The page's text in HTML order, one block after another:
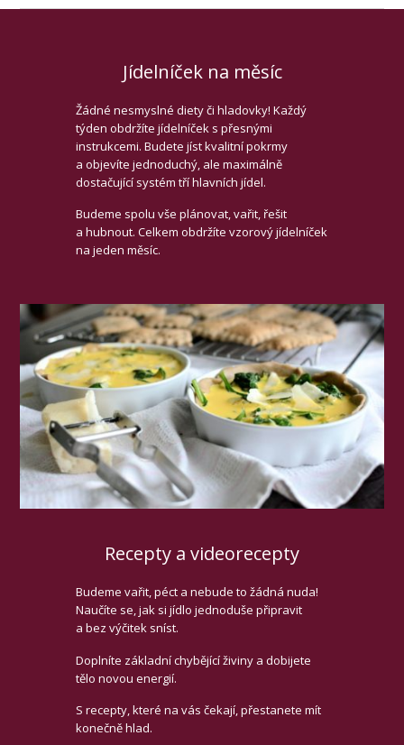
Jídelníček na měsíc
Žádné nesmyslné diety či hladovky! Každý
týden obdržíte jídelníček s přesnými
instrukcemi. Budete jíst kvalitní pokrmy
a objevíte jednoduchý, ale maximálně
dostačující systém tří hlavních jídel.
Budeme spolu vše plánovat, vařit, řešit
a hubnout. Celkem obdržíte vzorový jídelníček
na jeden měsíc.
Recepty a videorecepty
Budeme vařit, péct a nebude to žádná nuda!
Naučíte se, jak si jídlo jednoduše připravit
a bez výčitek sníst.
Doplníte základní chybějící živiny a dobijete
tělo novou energií.
S recepty, které na vás čekají, přestanete mít
konečně hlad.